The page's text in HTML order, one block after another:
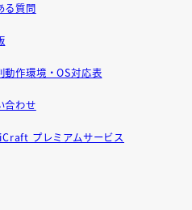
る質問
動作環境・OS対応表
合わせ
プレミアムサービス